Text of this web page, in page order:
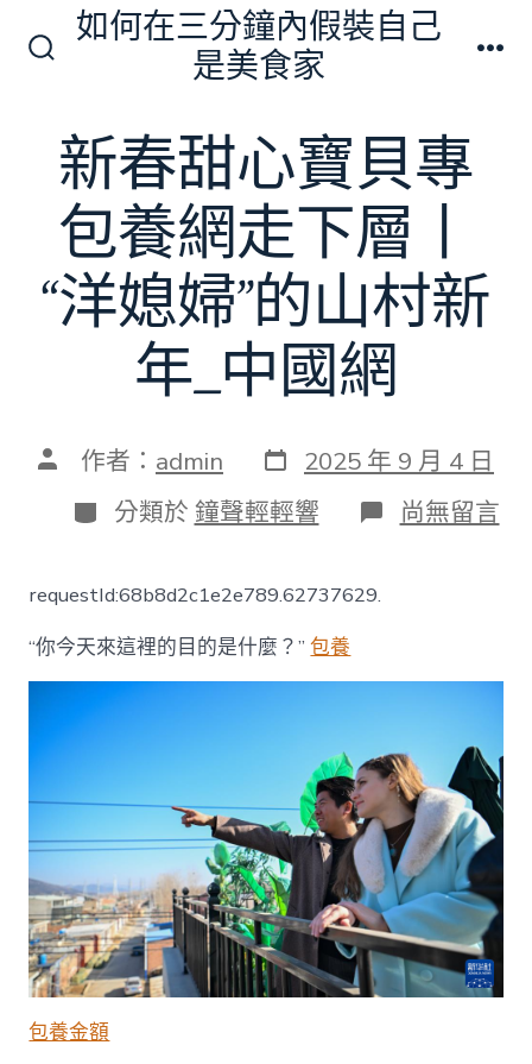
換
開
關
如何在三分鐘內假裝自己
是美食家
新春甜心寶貝專
包養網走下層丨
“洋媳婦”的山村新
年_中國網
文 作者： admin 發
表
日
期
2025 年 9 月 4 日
分
類
分類於 鐘聲輕輕響 在
〈新
專
網
走
下
層
丨
“洋
媳
婦”
的
山
村
尚無留言
requestId:68b8d2c1e2e789.62737629.
“你今天來這裡的目的是什麼？”包養
包養金額